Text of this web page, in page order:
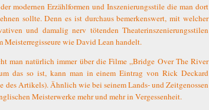
modernen Erzählformen und Inszenierungsstile die man dort
sollte. Denn es ist durchaus bemerkenswert, mit welcher
und damalig nerv tötenden Theaterinszenierungsstilen
Meisterregisseure wie David Lean handelt.
man natürlich immer über die Filme „Bridge Over The River
das so ist, kann man in einem Eintrag von Rick Deckard
des Artikels). Ähnlich wie bei seinem Lands- und Zeitgenossen
Meisterwerke mehr und mehr in Vergessenheit.